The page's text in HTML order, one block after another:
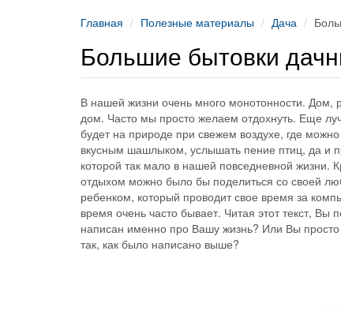
Главная Полезные материалы Дача
Большие бытовки
В нашей жизни очень много монотонности. Дом,
дом. Часто мы просто желаем отдохнуть. Еще
будет на природе при свежем воздухе, где
вкусным шашлыком, услышать пение птиц, да и
которой так мало в нашей повседневной жизни.
отдыхом можно было бы поделиться со своей
ребенком, который проводит свое время за
время очень часто бывает. Читая этот текст, Вы
написан именно про Вашу жизнь? Или Вы просто
так, как было написано выше?